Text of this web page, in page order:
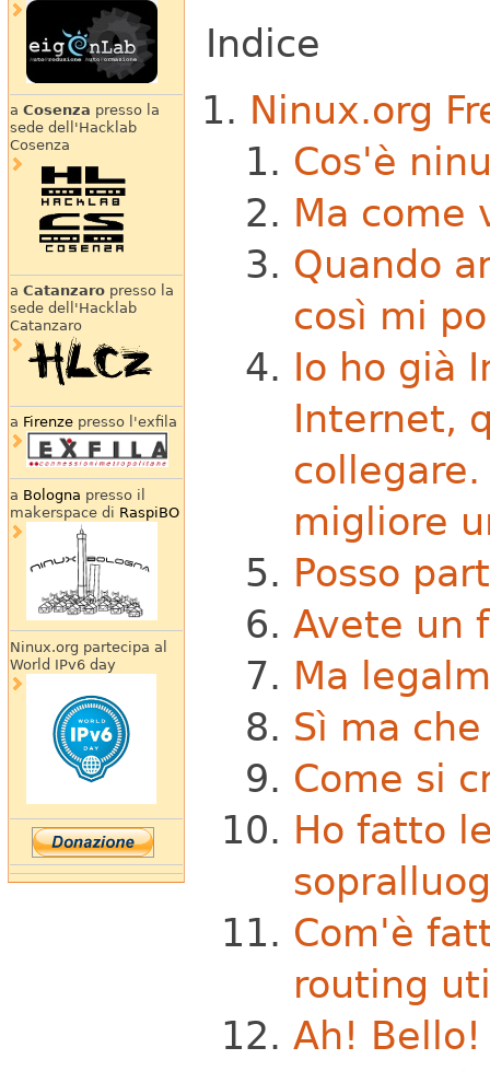
a Cosenza presso la
sede dell'Hacklab
Cosenza
a Catanzaropresso la
sede dell'Hacklab
Catanzaro
a Firenzepresso l'exfila
a Bologna presso il
makerspace di RaspiBO
Ninux.org partecipa al
World IPv6 day
Indice
Ninux.org
Cos'è
Ma come
Quando
così mi
Io ho già
Internet,
migliore
Posso
Avete un
Ma
Sì ma
Come si
Ho fatto
Com'è
routing
Ah! Bello!